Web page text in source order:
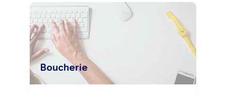
Boucherie